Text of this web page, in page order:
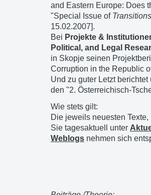
and Eastern Europe: Does
"Special Issue of Transitions
15.02.2007].
Bei Projekte &
Political, and Legal
in Skopje seinen
Corruption in the Republic
Und zu guter Letzt
den "2. Österreichisch-
Wie stets gilt:
Die jeweils neuesten
Sie tagesaktuell unter
Weblogs nehmen sich